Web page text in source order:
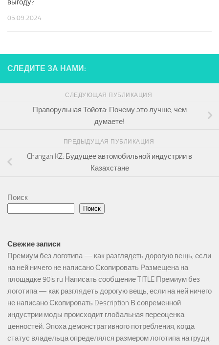
выгоду?
05.09.2024
СЛЕДИТЕ ЗА НАМИ:
СЛЕДУЮЩАЯ ПУБЛИКАЦИЯ
Праворульная Тойота: Почему это лучше, чем
думаете!
ПРЕДЫДУЩАЯ ПУБЛИКАЦИЯ
Changan KZ: Будущее автомобильной индустрии в
Казахстане
Поиск
Поиск
Свежие записи
Премиум без логотипа — как разглядеть дорогую вещь, если
на ней ничего не написано Скопировать Размещена на
площадке 90is.ru Написать сообщение TITLE Премиум без
логотипа — как разглядеть дорогую вещь, если на ней ничего
не написано Скопировать Description В современной
индустрии моды происходит глобальная переоценка
ценностей. Эпоха демонстративного потребления, когда
статус владельца определялся размером логотипа на груди,